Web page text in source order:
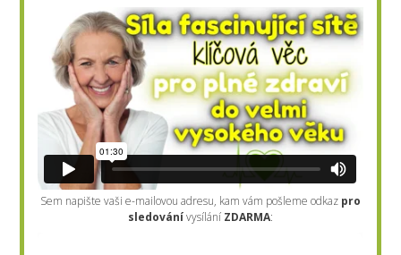
Sem napište vaši e-mailovou adresu, kam vám pošleme odkaz pro
sledovánívysílání ZDARMA: